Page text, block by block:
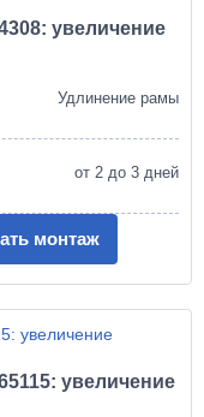
увеличение
Удлинение рамы
от 2 до 3 дней
монтаж
увеличение